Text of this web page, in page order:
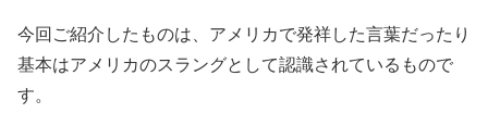
今回ご紹介したものは、アメリカで発祥した言葉だったり
基本はアメリカのスラングとして認識されているもので
す。